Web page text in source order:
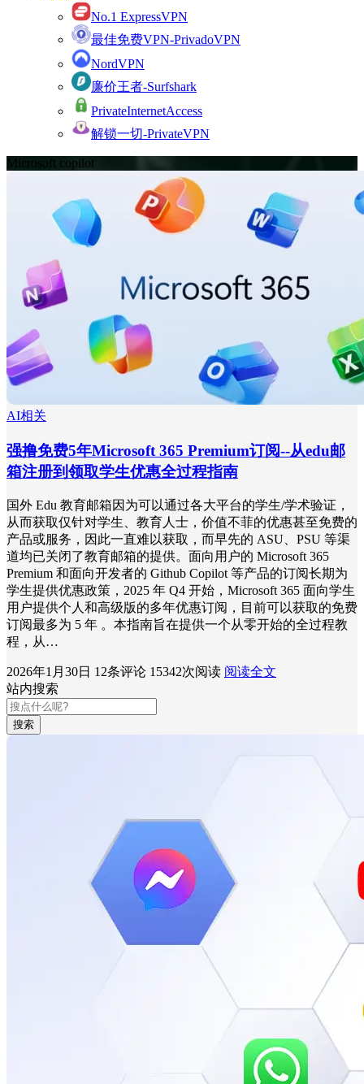
No.1 ExpressVPN
最佳免费VPN-PrivadoVPN
NordVPN
廉价王者-Surfshark
PrivateInternetAccess
解锁一切-PrivateVPN
Microsoft copilot
AI相关
强撸免费5年Microsoft 365 Premium订阅--从edu邮
箱注册到领取学生优惠全过程指南
国外 Edu 教育邮箱因为可以通过各大平台的学生/学术验证，
从而获取仅针对学生、教育人士，价值不菲的优惠甚至免费的
产品或服务，因此一直难以获取，而早先的 ASU、PSU 等渠
道均已关闭了教育邮箱的提供。面向用户的 Microsoft 365
Premium 和面向开发者的 Github Copilot 等产品的订阅长期为
学生提供优惠政策，2025 年 Q4 开始，Microsoft 365 面向学生
用户提供个人和高级版的多年优惠订阅，目前可以获取的免费
订阅最多为 5 年 。本指南旨在提供一个从零开始的全过程教
程，从…
2026年1月30日 12条评论 15342次阅读 阅读全文
站内搜索
搜索